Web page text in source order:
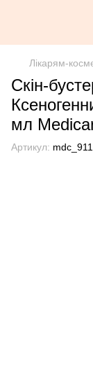
Лікарям-
Скін-
мл
Артикул: